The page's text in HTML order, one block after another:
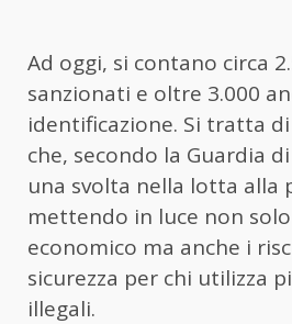
Ad oggi, si contano circa
sanzionati e oltre 3.000
identificazione. Si tratta di
che, secondo la Guardia
una svolta nella lotta alla
mettendo in luce non solo
economico ma anche i
sicurezza per chi utilizza
illegali.